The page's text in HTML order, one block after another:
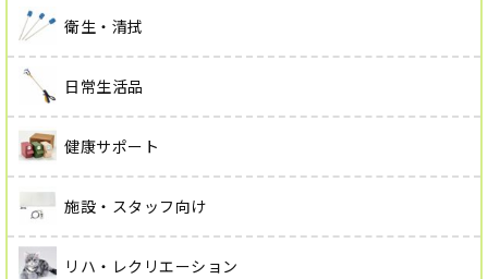
衛生・清拭
日常生活品
健康サポート
施設・スタッフ向け
リハ・レクリエーション